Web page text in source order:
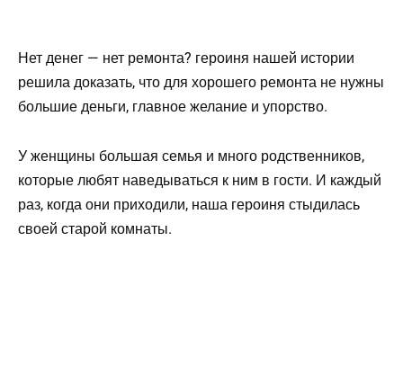
Нет денег — нет ремонта? героиня нашей истории
решила доказать, что для хорошего ремонта не нужны
большие деньги, главное желание и упорство.
У женщины большая семья и много родственников,
которые любят наведываться к ним в гости. И каждый
раз, когда они приходили, наша героиня стыдилась
своей старой комнаты.